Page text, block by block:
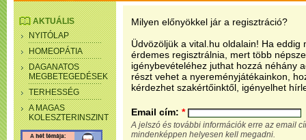
AKTUÁLIS
NYITÓLAP
HOMEOPÁTIA
DAGANATOS
MEGBETEGEDÉSEK
TERHESSÉG
A MAGAS
KOLESZTERINSZINT
Milyen előnyökkel jár a regisztráció?
Üdvözöljük a vital.hu oldalain! Ha eddig
érdemes regisztrálnia, mert több
igénybevételéhez juthat hozzá néhány
részt vehet a nyereményjátékainkon,
kérdezhet szakértőinktől, igényelhet
Email cím: *
A jelszó és további információk erre az email
mindenképpen helyesen kell megadni.